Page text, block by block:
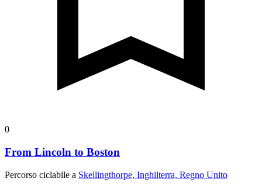
0
From Lincoln to Boston
Percorso ciclabile a Skellingthorpe, Inghilterra, Regno Unito